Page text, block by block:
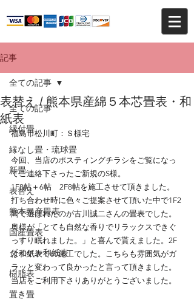
記事
全ての記事
縁付畳
縁なし畳・琉球畳
新畳
表替え
熊本県産畳表
国産畳表
ダイケン和紙表
樹脂表
置き畳
全ての記事
表替え / 熊本県産綿５本芯畳表・和
紙表
福島市松川町：Ｓ様宅
今回、当店のポスティングチラシをご覧になっ
てご連絡下さったご新規のS様。
1F8帖＋6帖　2F8帖を施工させて頂きました。
打ち合わせ時に色々ご提案させて頂いた中で1F2
間で選ばれたのが古川誠二さんの畳表でした。
奥様が「とても自然な香りでリラックスできぐ
っすり眠れました。」と喜んで貰えました。2F
は和紙表での施工でした。こちらも雰囲気がガ
ラッと変わって良かったと言って頂きました。
当店をご利用下さりありがとうございました。